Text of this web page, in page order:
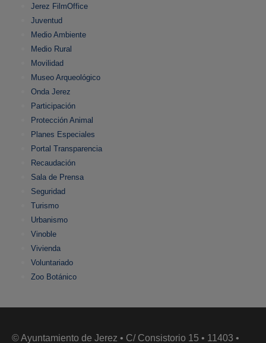
Jerez FilmOffice
Juventud
Medio Ambiente
Medio Rural
Movilidad
Museo Arqueológico
Onda Jerez
Participación
Protección Animal
Planes Especiales
Portal Transparencia
Recaudación
Sala de Prensa
Seguridad
Turismo
Urbanismo
Vinoble
Vivienda
Voluntariado
Zoo Botánico
© Ayuntamiento de Jerez • C/ Consistorio 15 • 11403 •